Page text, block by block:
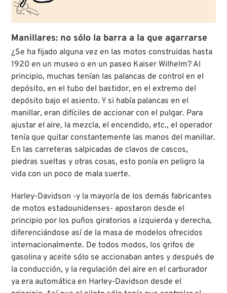
Manillares: no sólo la barra a la que agarrarse
¿Se ha fijado alguna vez en las motos construidas hasta
1920 en un museo o en un paseo Kaiser Wilhelm? Al
principio, muchas tenían las palancas de control en el
depósito, en el tubo del bastidor, en el extremo del
depósito bajo el asiento. Y si había palancas en el
manillar, eran difíciles de accionar con el pulgar. Para
ajustar el aire, la mezcla, el encendido, etc., el operador
tenía que quitar constantemente las manos del manillar.
En las carreteras salpicadas de clavos de cascos,
piedras sueltas y otras cosas, esto ponía en peligro la
vida con un poco de mala suerte.
Harley-Davidson -y la mayoría de los demás fabricantes
de motos estadounidenses- apostaron desde el
principio por los puños giratorios a izquierda y derecha,
diferenciándose así de la masa de modelos ofrecidos
internacionalmente. De todos modos, los grifos de
gasolina y aceite sólo se accionaban antes y después de
la conducción, y la regulación del aire en el carburador
ya era automática en Harley-Davidson desde el